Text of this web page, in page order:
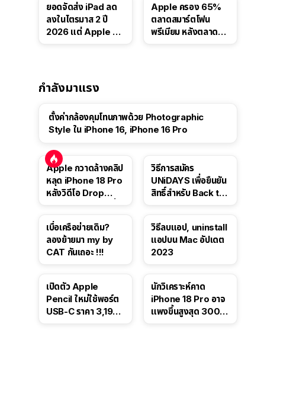
ยอดจัดส่ง iPad ลด
ลงในไตรมาส 2 ปี
2026 แต่ Apple ยัง
Apple ครอง 65%
ตลาดสมาร์ตโฟน
พรีเมียม หลังตลาดทำ
กำลังมาแรง
ตั้งค่ากล้องคุมโทนภาพด้วย Photographic
Style ใน iPhone 16, iPhone 16 Pro
Apple กวาดล้างคลิป
หลุด iPhone 18 Pro
หลังวิดีโอ Drop
วิธีการสมัคร
UNiDAYS เพื่อยืนยัน
สิทธิ์สำหรับ Back to
เบื่อเครือข่ายเดิม?
ลองย้ายมา my by
CAT กันเถอะ !!!
วิธีลบแอป, uninstall
แอปบน Mac อัปเดต
2023
เปิดตัว Apple
Pencil ใหม่ใช้พอร์ต
USB-C ราคา 3,190
นักวิเคราะห์คาด
iPhone 18 Pro อาจ
แพงขึ้นสูงสุด 300